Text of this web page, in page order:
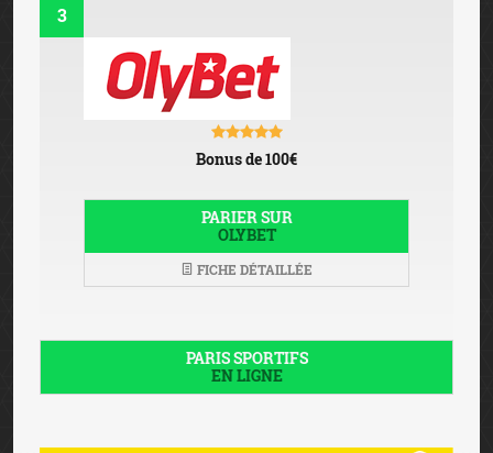
3
Bonus de 100€
PARIER SUR
OLYBET
FICHE DÉTAILLÉE
PARIS SPORTIFS
EN LIGNE